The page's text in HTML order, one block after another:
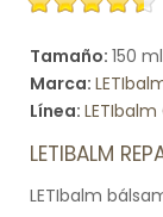
Tamaño: 150
Marca:
Línea:
LETIBALM
LETIbalm